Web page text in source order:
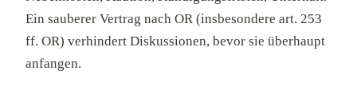
Ein sauberer Vertrag nach OR (insbesondere art. 253
ff. OR) verhindert Diskussionen, bevor sie überhaupt
anfangen.